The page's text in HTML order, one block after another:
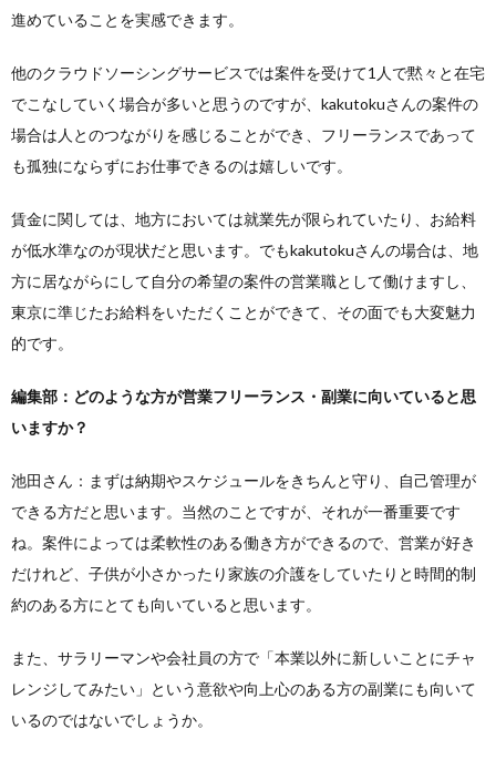
進めていることを実感できます。
他のクラウドソーシングサービスでは案件を受けて1人で黙々と在宅
でこなしていく場合が多いと思うのですが、kakutokuさんの案件の
場合は人とのつながりを感じることができ、フリーランスであって
も孤独にならずにお仕事できるのは嬉しいです。
賃金に関しては、地方においては就業先が限られていたり、お給料
が低水準なのが現状だと思います。でもkakutokuさんの場合は、地
方に居ながらにして自分の希望の案件の営業職として働けますし、
東京に準じたお給料をいただくことができて、その面でも大変魅力
的です。
編集部：どのような方が営業フリーランス・副業に向いていると思
いますか？
池田さん：まずは納期やスケジュールをきちんと守り、自己管理が
できる方だと思います。当然のことですが、それが一番重要です
ね。案件によっては柔軟性のある働き方ができるので、営業が好き
だけれど、子供が小さかったり家族の介護をしていたりと時間的制
約のある方にとても向いていると思います。
また、サラリーマンや会社員の方で「本業以外に新しいことにチャ
レンジしてみたい」という意欲や向上心のある方の副業にも向いて
いるのではないでしょうか。